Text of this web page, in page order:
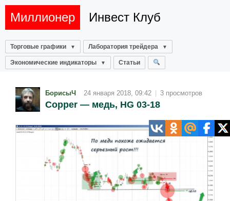
Миллионер Инвест Клуб
Торговые графики Лаборатория трейдера
Экономические индикаторы Статьи
БорисыЧ 24 января 2018, 09:42 | 3 просмотров
Copper — медь, HG 03-18